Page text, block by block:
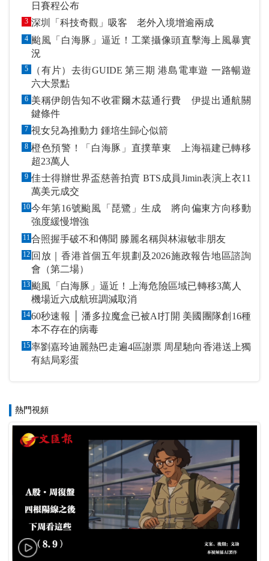
日賽程公布
3 深圳「科技奇觀」吸客 老外入境增逾兩成
4 颱風「白海豚」逼近！工業攝像頭直擊海上風暴實
況
5
（有片）去街GUIDE 第三期 港島電車遊 一路暢遊
六大景點
6 美稱伊朗告知不收霍爾木茲通行費 伊提出通航關
鍵條件
7 視女兒為推動力 鍾培生歸心似箭
8 橙色預警！「白海豚」直撲華東 上海福建已轉移
超23萬人
9 佳士得辦世界盃慈善拍賣 BTS成員Jimin表演上衣11
萬美元成交
10今年第16號颱風「琵鷺」生成 將向偏東方向移動
強度緩慢增強
11 合照握手破不和傳聞 滕麗名稱與林淑敏非朋友
12 回放｜香港首個五年規劃及2026施政報告地區諮詢
會（第二場）
13 颱風「白海豚」逼近！上海危險區域已轉移3萬人
機場近六成航班調減取消
1460秒速報 │ 潘多拉魔盒已被AI打開 美國團隊創16種
本不存在的病毒
15率劉嘉玲迪麗熱巴走遍4區謝票 周星馳向香港送上獨
有結局彩蛋
熱門視頻